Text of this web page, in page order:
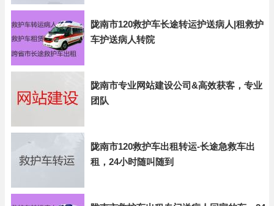
陇南市120救护车长途转运护送病人|租救护
车护送病人转院
陇南市专业网站建设公司&高效获客，专业
团队
陇南市120救护车出租转运-长途急救车出
租，24小时随叫随到